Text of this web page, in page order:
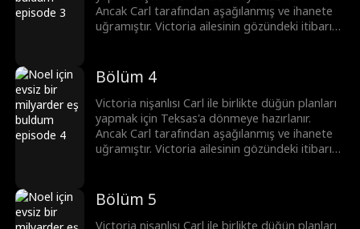
Teksas'a döndükten sonra Victoria kibirli eski
nişanlısı Carl ile karşılaşır. Bu kez kaybettiği
Ancak Carl tarafından aşağılanmış ve ihanete
uğramıştır. Victoria ailesinin gözündeki itibarını
Ancak Victoria Simon'un sıradan bir evsiz
olmadığını bilmiyordur. O hem yakışıklı, çekici
bir milyarder hem de ülkenin bir numaralı
prestijli Savage Grup'un Ceo'sudur. Simon ile
Teksas'a döndükten sonra Victoria kibirli eski
nişanlısı Carl ile karşılaşır. Bu kez kaybettiği
Bölüm 4
Victoria nişanlısı Carl ile birlikte düğün planları
yapmak için Teksas'a dönmeye hazırlanır.
Ancak Carl tarafından aşağılanmış ve ihanete
uğramıştır. Victoria ailesinin gözündeki itibarını
Ancak Victoria Simon'un sıradan bir evsiz
olmadığını bilmiyordur. O hem yakışıklı, çekici
bir milyarder hem de ülkenin bir numaralı
Bölüm 5
Victoria nişanlısı Carl ile birlikte düğün planları